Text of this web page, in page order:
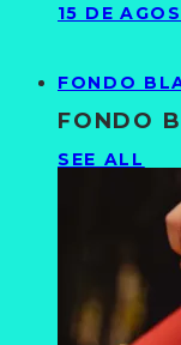
15 DE
FONDO
FONDO
SEE ALL